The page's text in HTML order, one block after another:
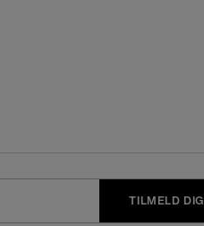
TILMELD DIG